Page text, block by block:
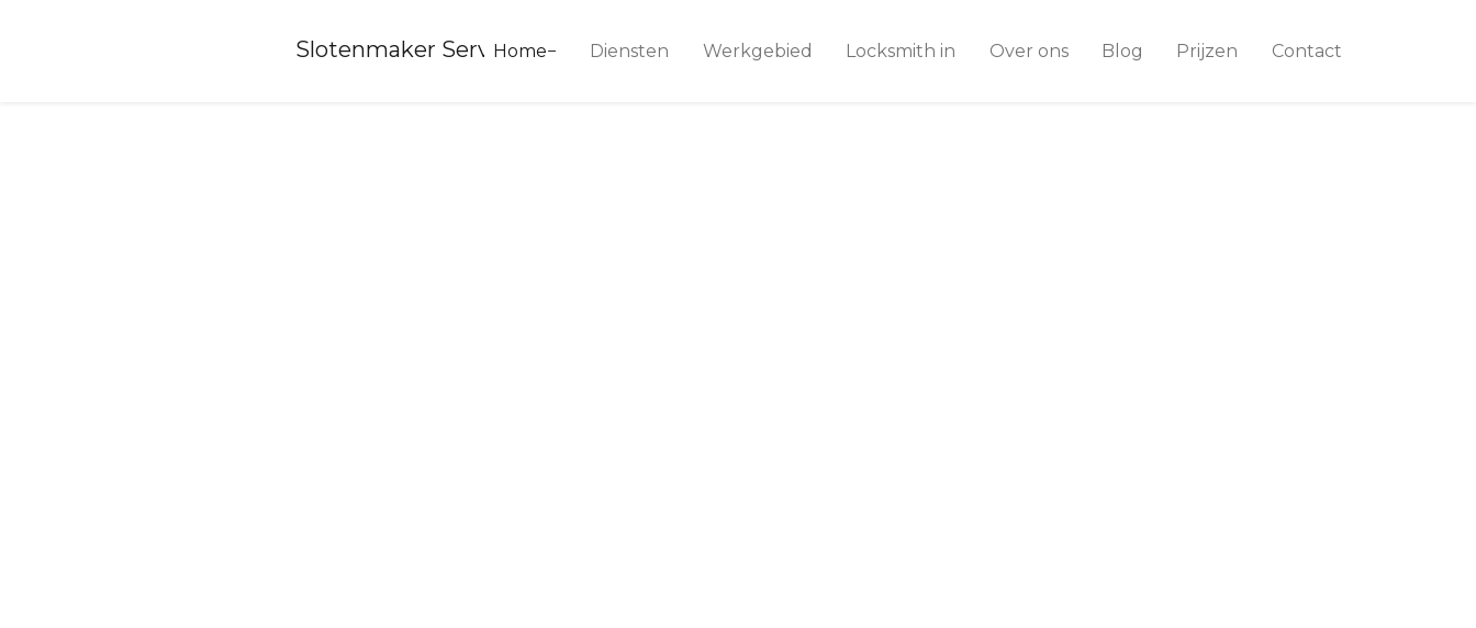
Slotenmaker Service 24
Home Diensten Werkgebied Locksmith in Over ons Blog Prijzen Contact